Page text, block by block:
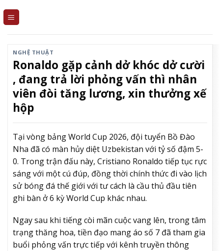
NGHỆ THUẬT
Ronaldo gặp cảnh dở khóc dở cười
, đang trả lời phỏng vấn thì nhân
viên đòi tăng lương, xin thưởng xế
hộp
Tại vòng bảng World Cup 2026, đội tuyển Bồ Đào
Nha đã có màn hủy diệt Uzbekistan với tỷ số đậm 5-
0. Trong trận đấu này, Cristiano Ronaldo tiếp tục rực
sáng với một cú đúp, đồng thời chính thức đi vào lịch
sử bóng đá thế giới với tư cách là cầu thủ đầu tiên
ghi bàn ở 6 kỳ World Cup khác nhau.
Ngay sau khi tiếng còi mãn cuộc vang lên, trong tâm
trạng thăng hoa, tiền đạo mang áo số 7 đã tham gia
buổi phỏng vấn trực tiếp với kênh truyền thông